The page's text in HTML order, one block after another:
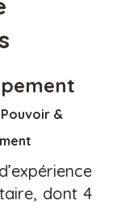
&
dont 4